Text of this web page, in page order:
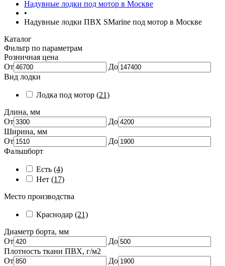
Надувные лодки под мотор в Москве
•
Надувные лодки ПВХ SMarine под мотор в Москве
Каталог
Фильтр по параметрам
Розничная цена
От
До
Вид лодки
Лодка под мотор (21)
Длина, мм
От
До
Ширина, мм
От
До
Фальшборт
Есть (4)
Нет (17)
Место производства
Краснодар (21)
Диаметр борта, мм
От
До
Плотность ткани ПВХ, г/м2
От
До